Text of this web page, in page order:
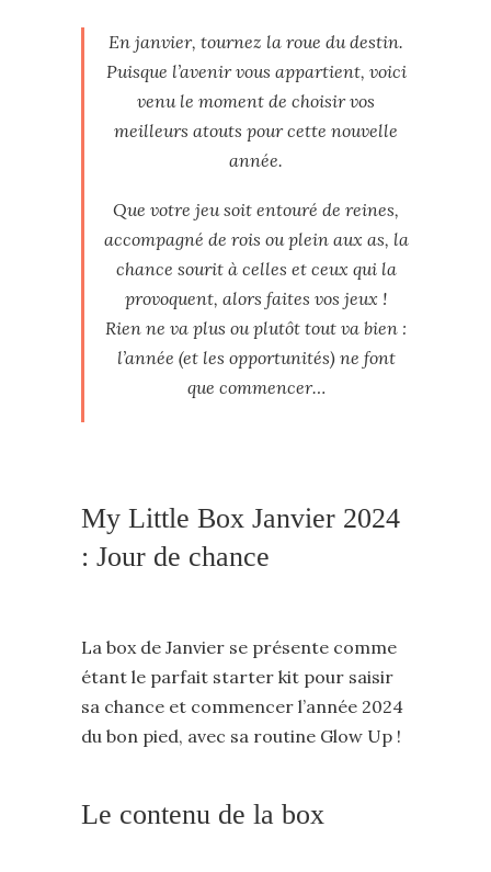
En janvier, tournez la roue du destin.
Puisque l’avenir vous appartient, voici
venu le moment de choisir vos
meilleurs atouts pour cette nouvelle
année.
Que votre jeu soit entouré de reines,
accompagné de rois ou plein aux as, la
chance sourit à celles et ceux qui la
provoquent, alors faites vos jeux !
Rien ne va plus ou plutôt tout va bien :
l’année (et les opportunités) ne font
que commencer…
My Little Box Janvier 2024
: Jour de chance
La box de Janvier se présente comme
étant le parfait starter kit pour saisir
sa chance et commencer l’année 2024
du bon pied, avec sa routine Glow Up !
Le contenu de la box